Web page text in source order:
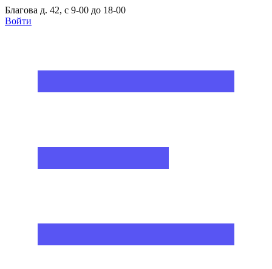
Благова д. 42, с 9-00 до 18-00
Войти